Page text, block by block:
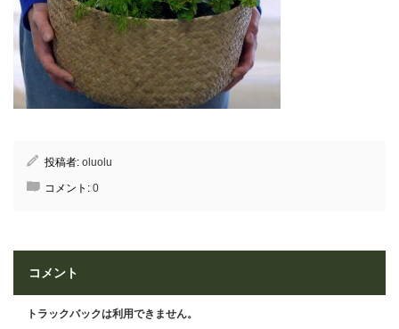
投稿者: oluolu
コメント: 0
コメント
トラックバックは利用できません。